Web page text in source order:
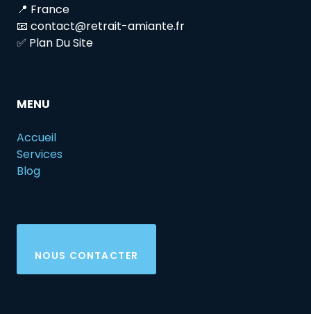
📍 France
📧 contact@retrait-amiante.fr
✅ Plan Du Site
MENU
Accueil
Services
Blog
NOUS CONTACTER